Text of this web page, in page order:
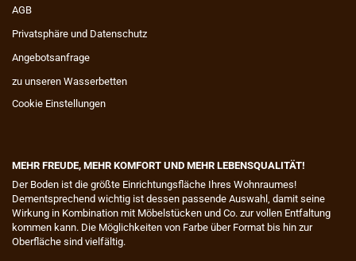
AGB
Privatsphäre und Datenschutz
Angebotsanfrage
zu unseren Wasserbetten
Cookie Einstellungen
MEHR FREUDE, MEHR KOMFORT UND MEHR LEBENSQUALITÄT!
​Der Boden ist die größte Einrichtungsfläche Ihres Wohnraumes!
Dementsprechend wichtig ist dessen passende Auswahl, damit seine
Wirkung in Kombination mit Möbelstücken und Co. zur vollen Entfaltung
kommen kann. Die Möglichkeiten von Farbe über Format bis hin zur
Oberfläche sind vielfältig.